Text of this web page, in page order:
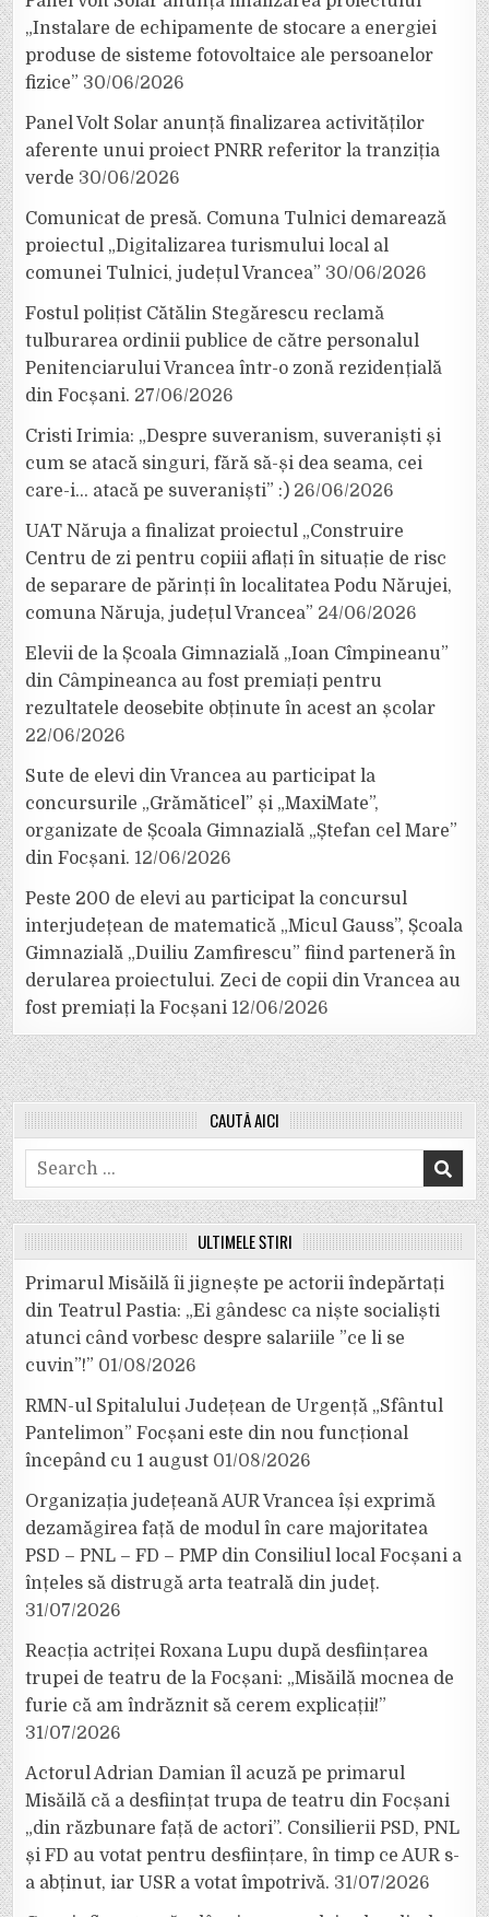
„Instalare de echipamente de stocare a energiei
produse de sisteme fotovoltaice ale persoanelor
fizice” 30/06/2026
Panel Volt Solar anunță finalizarea activităților
aferente unui proiect PNRR referitor la tranziția
verde 30/06/2026
Comunicat de presă. Comuna Tulnici demarează
proiectul „Digitalizarea turismului local al
comunei Tulnici, județul Vrancea” 30/06/2026
Fostul polițist Cătălin Stegărescu reclamă
tulburarea ordinii publice de către personalul
Penitenciarului Vrancea într-o zonă rezidențială
din Focșani. 27/06/2026
Cristi Irimia: „Despre suveranism, suveraniști și
cum se atacă singuri, fără să-și dea seama, cei
care-i… atacă pe suveraniști” :) 26/06/2026
UAT Năruja a finalizat proiectul „Construire
Centru de zi pentru copiii aflați în situație de risc
de separare de părinți în localitatea Podu Nărujei,
comuna Năruja, județul Vrancea” 24/06/2026
Elevii de la Școala Gimnazială „Ioan Cîmpineanu”
din Câmpineanca au fost premiați pentru
rezultatele deosebite obținute în acest an școlar
22/06/2026
Sute de elevi din Vrancea au participat la
concursurile „Grămăticel” și „MaxiMate”,
organizate de Școala Gimnazială „Ștefan cel Mare”
din Focșani. 12/06/2026
Peste 200 de elevi au participat la concursul
interjudețean de matematică „Micul Gauss”, Școala
Gimnazială „Duiliu Zamfirescu” fiind parteneră în
derularea proiectului. Zeci de copii din Vrancea au
fost premiați la Focșani 12/06/2026
CAUTĂ AICI
Search
for:
ULTIMELE ȘTIRI
Primarul Misăilă îi jignește pe actorii îndepărtați
din Teatrul Pastia: „Ei gândesc ca niște socialiști
atunci când vorbesc despre salariile ”ce li se
cuvin”!” 01/08/2026
RMN-ul Spitalului Județean de Urgență „Sfântul
Pantelimon” Focșani este din nou funcțional
începând cu 1 august 01/08/2026
Organizația județeană AUR Vrancea își exprimă
dezamăgirea față de modul în care majoritatea
PSD – PNL – FD – PMP din Consiliul local Focșani a
înțeles să distrugă arta teatrală din județ.
31/07/2026
Reacția actriței Roxana Lupu după desființarea
trupei de teatru de la Focșani: „Misăilă mocnea de
furie că am îndrăznit să cerem explicații!”
31/07/2026
Actorul Adrian Damian îl acuză pe primarul
Misăilă că a desființat trupa de teatru din Focșani
„din răzbunare față de actori”. Consilierii PSD, PNL
și FD au votat pentru desființare, în timp ce AUR s-
a abținut, iar USR a votat împotrivă. 31/07/2026